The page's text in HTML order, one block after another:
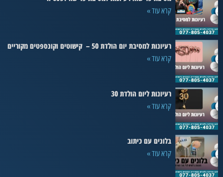
קרא עוד »
רעיונות למסיבת יום הולדת 50 – קישוטים וקונספטים מקוריים
קרא עוד »
רעיונות ליום הולדת 30
קרא עוד »
בלונים עם כיתוב
קרא עוד »